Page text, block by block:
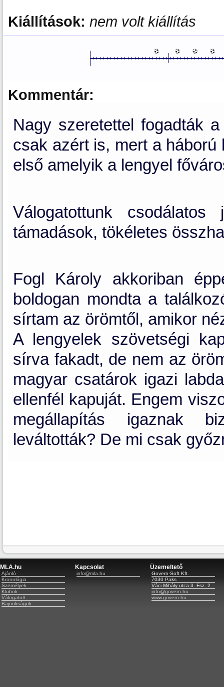
Kiállítások: nem volt kiállítás
Kommentár:
Nagy szeretettel fogadták
csak azért is, mert a
első amelyik a lengyel
Válogatottunk
támadások, tökéletes
Fogl Károly akkoriban
boldogan mondta a
sírtam az örömtől, amikor
A lengyelek szövetségi
sírva fakadt, de nem az
magyar csatárok igazi
ellenfél kapuját. Engem
megállapítás igaznak
leváltották? De mi csak
MLA.hu
Ajánló
Kronológia
Személyek
Klubok
Válogatott
Bajnokságok
Kapcsolat
info@mla.hu
Üzemeltető
Govern-Soft Kft.
7030 Paks
Váci Mihály utca 3. Fsz. 2
info@govern.hu
www.govern.hu